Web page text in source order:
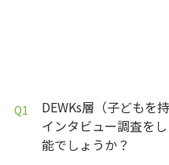
DEWKs層（子どもを
インタビュー調査を
能でしょうか？